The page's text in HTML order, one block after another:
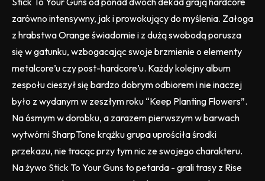
zarówno intensywny, jak i prowokujący do myślenia. Załoga
z hrabstwa Orange świadomie i z dużą swobodą porusza
się w gatunku, wzbogacając swoje brzmienie o elementy
metalcore’u czy post-hardcore’u. Każdy kolejny album
zespołu cieszył się bardzo dobrym odbiorem i nie inaczej
było z wydanym w zeszłym roku “Keep Planting Flowers”.
Na ósmym w dorobku, a zarazem pierwszym w barwach
wytwórni SharpTone krążku grupa uprościła środki
przekazu, nie tracąc przy tym nic ze swojego charakteru.
Na żywo Stick To Your Guns to petarda - grali trasy z Rise